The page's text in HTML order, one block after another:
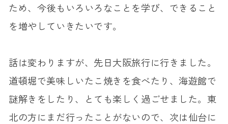
ため、今後もいろいろなことを学び、できること
を増やしていきたいです。
話は変わりますが、先日大阪旅行に行きました。
道頓堀で美味しいたこ焼きを食べたり、海遊館で
謎解きをしたり、とても楽しく過ごせました。東
北の方にまだ行ったことがないので、次は仙台に